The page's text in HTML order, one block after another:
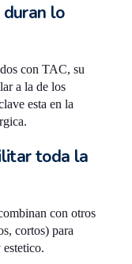
duran lo
con TAC, su
a la de los
esta en la
toda la
con otros
cortos) para